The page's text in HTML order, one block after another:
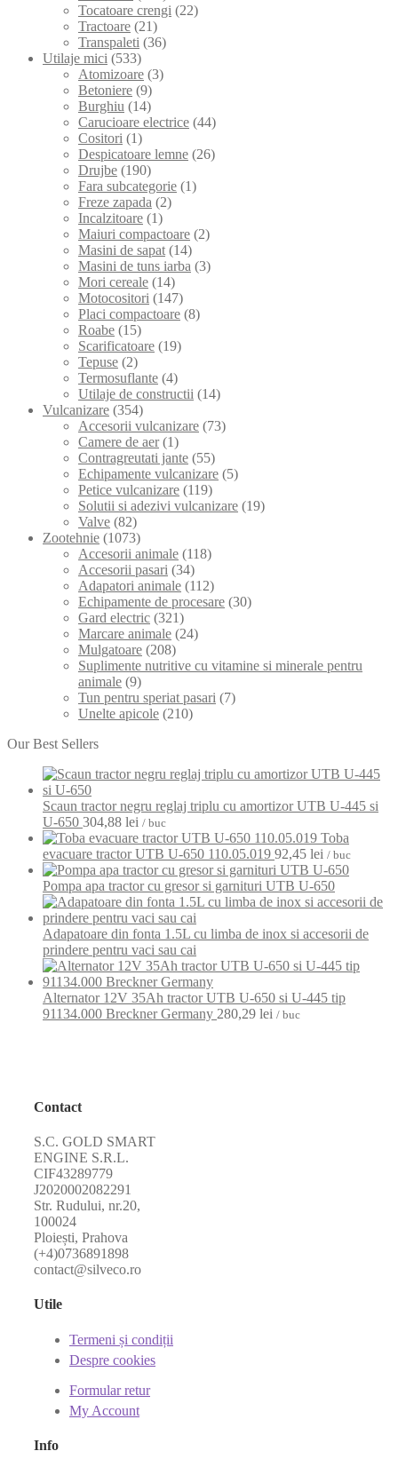
Tocatoare crengi (22)
Tractoare (21)
Transpaleti (36)
Utilaje mici (533)
Atomizoare (3)
Betoniere (9)
Burghiu (14)
Carucioare electrice (44)
Cositori (1)
Despicatoare lemne (26)
Drujbe (190)
Fara subcategorie (1)
Freze zapada (2)
Incalzitoare (1)
Maiuri compactoare (2)
Masini de sapat (14)
Masini de tuns iarba (3)
Mori cereale (14)
Motocositori (147)
Placi compactoare (8)
Roabe (15)
Scarificatoare (19)
Tepuse (2)
Termosuflante (4)
Utilaje de constructii (14)
Vulcanizare (354)
Accesorii vulcanizare (73)
Camere de aer (1)
Contragreutati jante (55)
Echipamente vulcanizare (5)
Petice vulcanizare (119)
Solutii si adezivi vulcanizare (19)
Valve (82)
Zootehnie (1073)
Accesorii animale (118)
Accesorii pasari (34)
Adapatori animale (112)
Echipamente de procesare (30)
Gard electric (321)
Marcare animale (24)
Mulgatoare (208)
Suplimente nutritive cu vitamine si minerale pentru
animale (9)
Tun pentru speriat pasari (7)
Unelte apicole (210)
Our Best Sellers
Scaun tractor negru reglaj triplu cu amortizor UTB U-445 si
U-650 304,88 lei / buc
Toba
evacuare tractor UTB U-650 110.05.019 92,45 lei / buc
Pompa apa tractor cu gresor si garnituri UTB U-650
Adapatoare din fonta 1.5L cu limba de inox si accesorii de
prindere pentru vaci sau cai
Alternator 12V 35Ah tractor UTB U-650 si U-445 tip
91134.000 Breckner Germany 280,29 lei / buc
Contact
S.C. GOLD SMART
ENGINE S.R.L.
CIF43289779
J2020002082291
Str. Rudului, nr.20,
100024
Ploiești, Prahova
(+4)0736891898
contact@silveco.ro
Utile
Termeni și condiții
Despre cookies
Formular retur
My Account
Info